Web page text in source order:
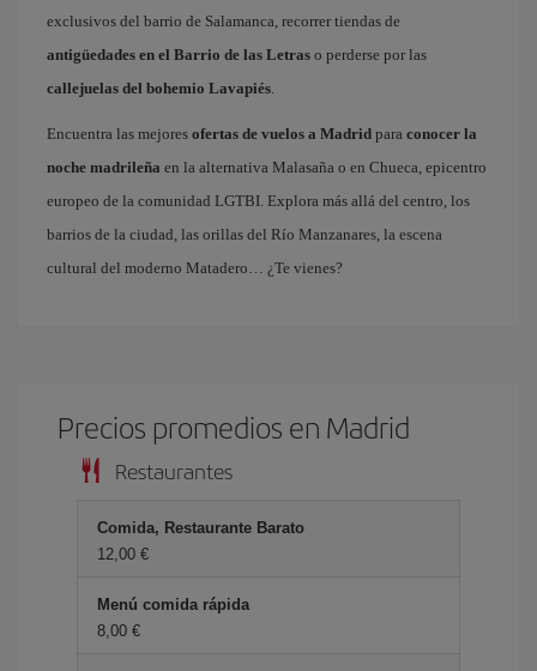
exclusivos del barrio de Salamanca, recorrer tiendas de
antigüedades en el Barrio de las Letras o perderse por las
callejuelas del bohemio Lavapiés.
Encuentra las mejores ofertas de vuelos a Madrid para conocer la
noche madrileña en la alternativa Malasaña o en Chueca, epicentro
europeo de la comunidad LGTBI. Explora más allá del centro, los
barrios de la ciudad, las orillas del Río Manzanares, la escena
cultural del moderno Matadero… ¿Te vienes?
Precios promedios en Madrid
Restaurantes
Comida, Restaurante Barato
12,00 €
Menú comida rápida
8,00 €